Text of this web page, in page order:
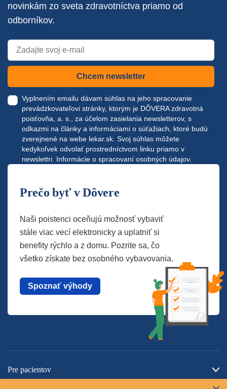
novinkám zo sveta zdravotníctva priamo od
odborníkov.
Chcem newsletter
Vyplnením emailu dávam súhlas na jeho spracovanie
prevádzkovateľovi stránky, ktorým je DÔVERA zdravotná
poisťovňa, a. s., za účelom zasielania newsletterov, s
odkazmi na články a informáciami o súťažiach, ktoré budú
zverejnené na webe lekar.sk . Svoj súhlas môžete
kedykoľvek odvolať prostredníctvom linku priamo v
newslettri. Informácie o spracovaní osobných údajov.
Prečo byť v Dôvere
Naši poistenci oceňujú možnosť vybaviť
stále viac vecí elektronicky a uplatniť si
benefity rýchlo a z domu. Pozrite sa, čo
všetko získate bez osobného vybavovania.
Spoznať výhody
Pre pacientov